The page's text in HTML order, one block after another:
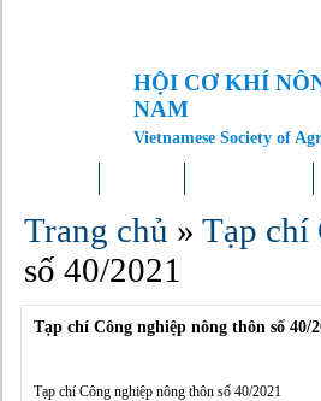
HỘI CƠ KHÍ
NAM
Vietnamese Society of
Trang chủ » Tạp chí
số 40/2021
Tạp chí Công nghiệp nông thôn số 40/
Tạp chí Công nghiệp nông thôn số 40/2021